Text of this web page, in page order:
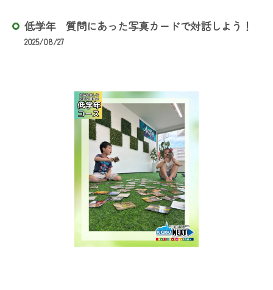
低学年 質問にあった写真カードで対話しよう！
2025/08/27